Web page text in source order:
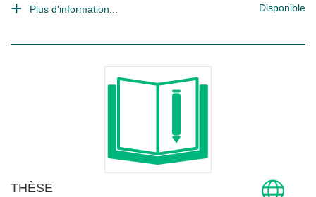
Plus d'information... Disponible
THÈSE